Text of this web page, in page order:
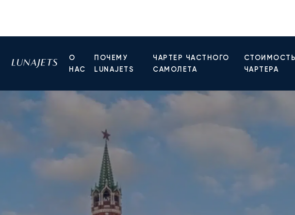
О
НАС
ПОЧЕМУ
LUNAJETS
ЧАРТЕР ЧАСТНОГО
САМОЛЕТА
СТОИМОСТЬ
ЧАРТЕРА